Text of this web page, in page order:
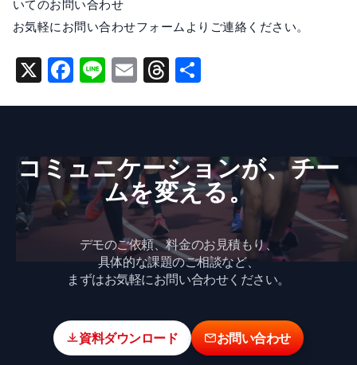
いてのお問い合わせ
お気軽に お問い合わせフォーム よりご連絡ください。
X
F
b
o
o
k
Li
E
T
d
s
コミュニケーションが、​チー
ムを​変える。
デモのご依頼、料金のお見積もり、
具体的な課題のご相談など、
まずはお気軽にお問い合わせください。
資料ダウンロード お問い合わせ